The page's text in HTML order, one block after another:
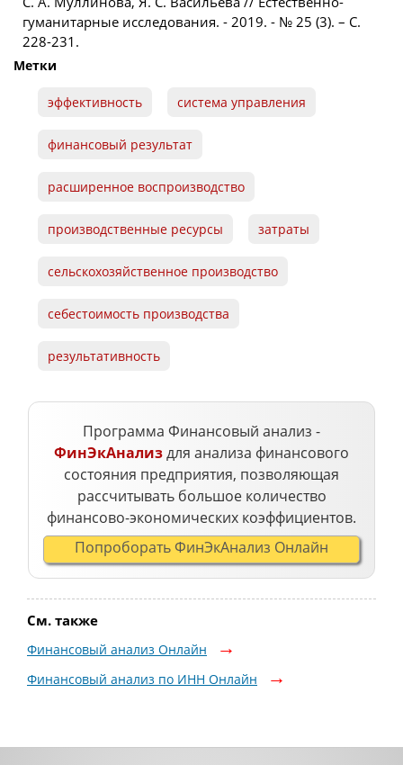
гуманитарные исследования. - 2019. - № 25 (3). – С.
228-231.
Метки
эффективность система управления
финансовый результат
расширенное воспроизводство
производственные ресурсы затраты
сельскохозяйственное производство
себестоимость производства
результативность
Программа Финансовый анализ -
ФинЭкАнализдля анализа финансового
состояния предприятия, позволяющая
рассчитывать большое количество
финансово-экономических коэффициентов.
Попроборать ФинЭкАнализ Онлайн
См. также
Финансовый анализ Онлайн
Финансовый анализ по ИНН Онлайн